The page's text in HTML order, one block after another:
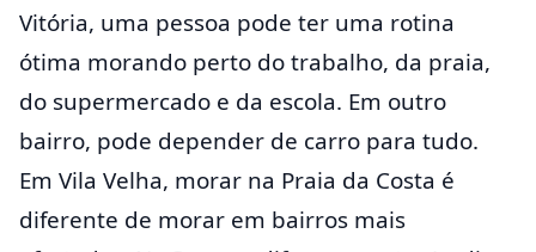
Vitória, uma pessoa pode ter uma rotina
ótima morando perto do trabalho, da praia,
do supermercado e da escola. Em outro
bairro, pode depender de carro para tudo.
Em Vila Velha, morar na Praia da Costa é
diferente de morar em bairros mais